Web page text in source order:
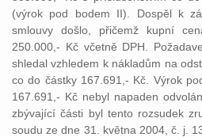
(výrok pod bodem II). Dospěl k
smlouvy došlo, přičemž kupní
250.000,- Kč včetně DPH.
shledal vzhledem k nákladům na
co do částky 167.691,- Kč. Výrok
167.691,- Kč nebyl napaden
zbývající části byl tento rozsudek
soudu ze dne 31. května 2004, č. j.